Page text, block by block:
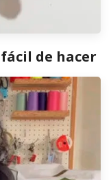
de hacer